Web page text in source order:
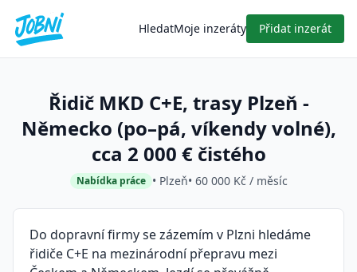
HledatMoje inzeráty Přidat inzerát
Řidič MKD C+E, trasy Plzeň -
Německo (po–pá, víkendy volné),
cca 2 000 € čistého
Nabídka práce • Plzeň• 60 000 Kč / měsíc
Do dopravní firmy se zázemím v Plzni hledáme
řidiče C+E na mezinárodní přepravu mezi